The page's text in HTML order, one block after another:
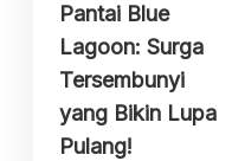
Pantai Blue
Lagoon: Surga
Tersembunyi
yang Bikin Lupa
Pulang!